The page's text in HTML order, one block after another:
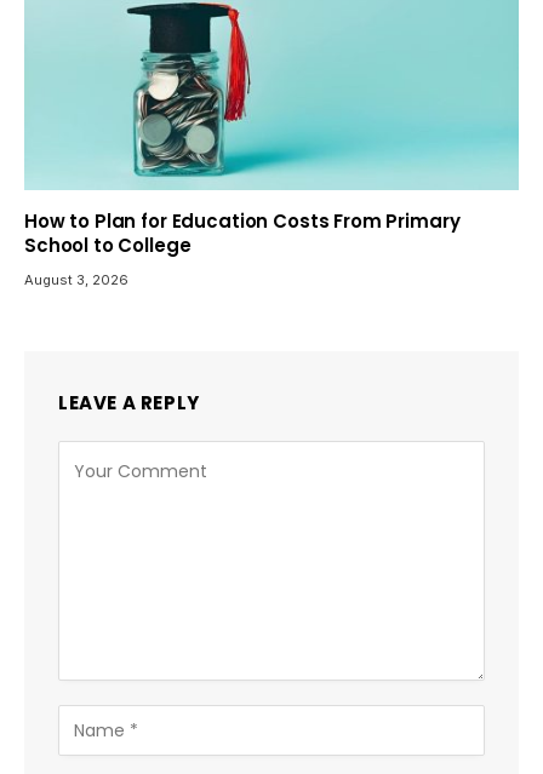
How to Plan for Education Costs From Primary
School to College
August 3, 2026
LEAVE A REPLY